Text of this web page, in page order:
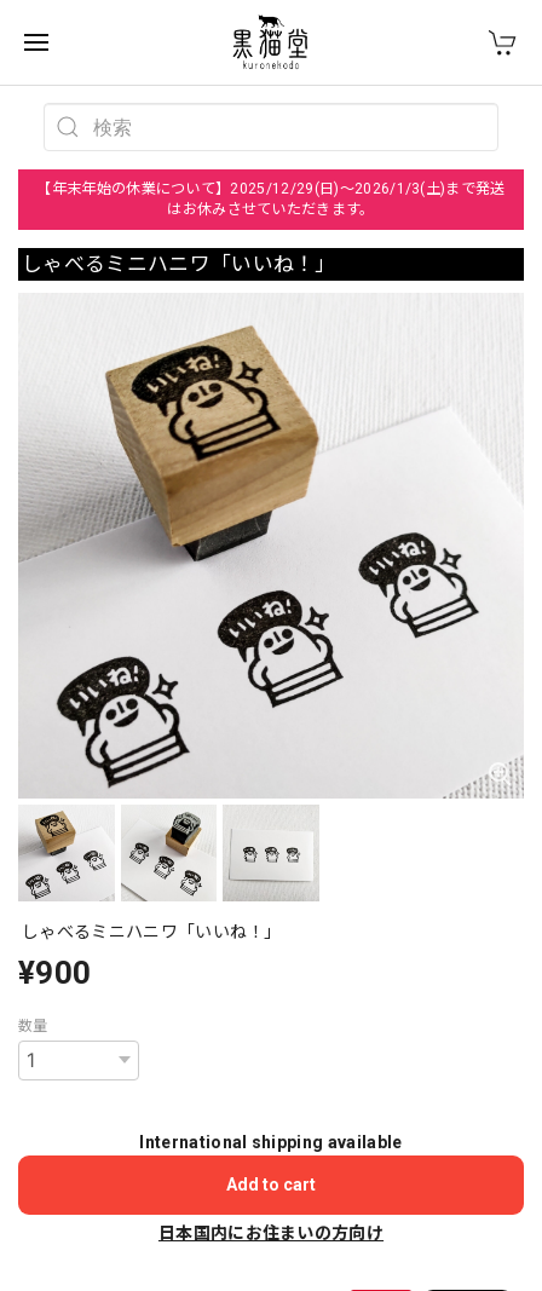
【年末年始の休業について】2025/12/29(日)～2026/1/3(土)まで発送
はお休みさせていただきます。
しゃべるミニハニワ「いいね！」
しゃべるミニハニワ「いいね！」
¥900
数量
International shipping available
Add to cart
日本国内にお住まいの方向け